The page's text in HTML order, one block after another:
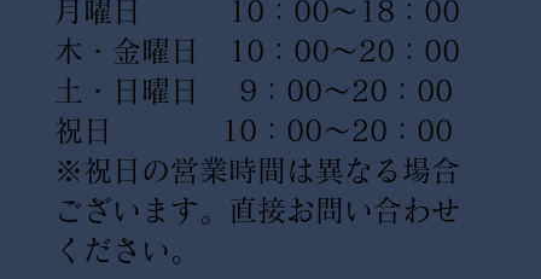
月曜日 10：00〜18：00
木・金曜日 10：00〜20：00
土・日曜日 9：00〜20：00
祝日 10：00〜20：00
※祝日の営業時間は異なる場合
ございます。直接お問い合わせ
ください。